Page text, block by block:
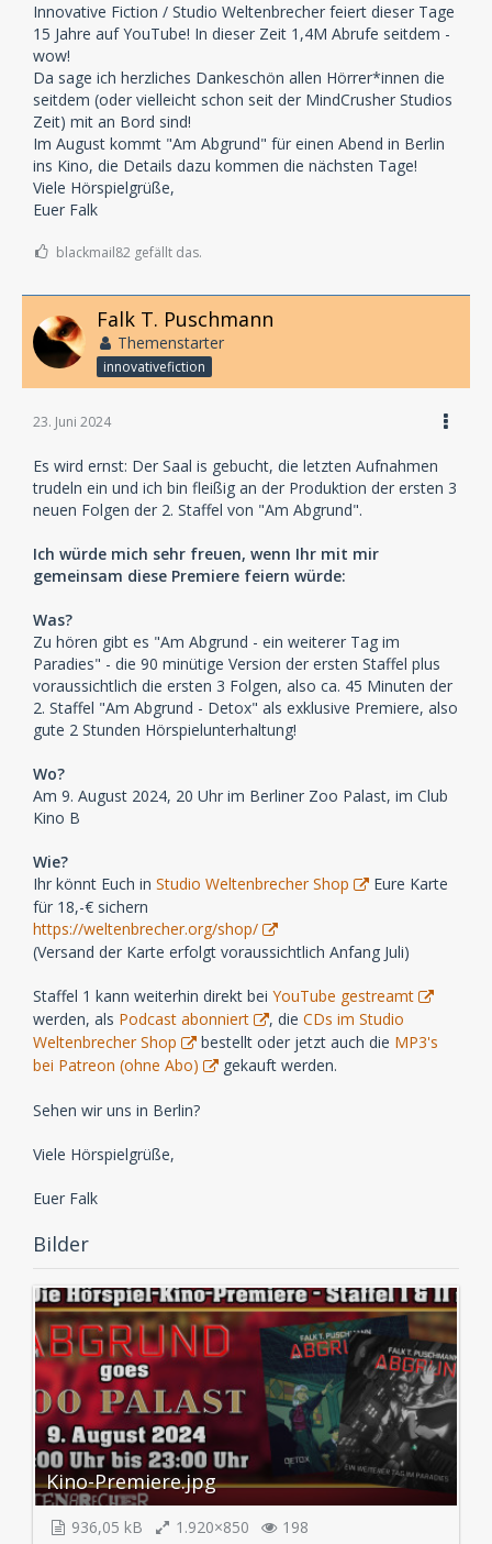
Innovative Fiction / Studio Weltenbrecher feiert dieser Tage
15 Jahre auf YouTube! In dieser Zeit 1,4M Abrufe seitdem -
wow!
Da sage ich herzliches Dankeschön allen Hörrer*innen die
seitdem (oder vielleicht schon seit der MindCrusher Studios
Zeit) mit an Bord sind!
Im August kommt "Am Abgrund" für einen Abend in Berlin
ins Kino, die Details dazu kommen die nächsten Tage!
Viele Hörspielgrüße,
Euer Falk
blackmail82 gefällt das.
Falk T. Puschmann
Themenstarter
innovativefiction
23. Juni 2024
Es wird ernst: Der Saal is gebucht, die letzten Aufnahmen
trudeln ein und ich bin fleißig an der Produktion der ersten 3
neuen Folgen der 2. Staffel von "Am Abgrund".
Ich würde mich sehr freuen, wenn Ihr mit mir
gemeinsam diese Premiere feiern würde:
Was?
Zu hören gibt es "Am Abgrund - ein weiterer Tag im
Paradies" - die 90 minütige Version der ersten Staffel plus
voraussichtlich die ersten 3 Folgen, also ca. 45 Minuten der
2. Staffel "Am Abgrund - Detox" als exklusive Premiere, also
gute 2 Stunden Hörspielunterhaltung!
Wo?
Am 9. August 2024, 20 Uhr im Berliner Zoo Palast, im Club
Kino B
Wie?
Ihr könnt Euch in Studio Weltenbrecher Shop
Eure Karte
für 18,-€ sichern
https://weltenbrecher.org/shop/
(Versand der Karte erfolgt voraussichtlich Anfang Juli)
Staffel 1 kann weiterhin direkt bei YouTube gestreamt
werden, als Podcast abonniert , die CDs im Studio
Weltenbrecher Shop
bestellt oder jetzt auch die MP3's
bei Patreon (ohne Abo)
gekauft werden.
Sehen wir uns in Berlin?
Viele Hörspielgrüße,
Euer Falk
Bilder
Kino-Premiere.jpg
936,05 kB 1.920×850 198